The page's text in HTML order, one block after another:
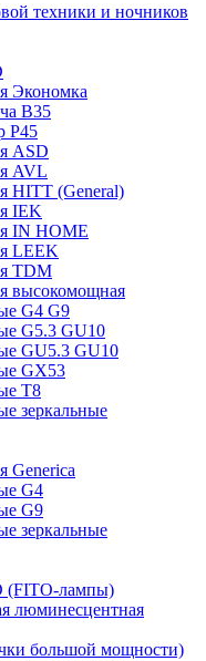
техники и ночников
Экономка
B35
P45
ASD
AVL
HITT (General)
IEK
IN HOME
LEEK
TDM
высокомощная
G4 G9
G5.3 GU10
GU5.3 GU10
GX53
T8
зеркальные
Generica
G4
G9
зеркальные
(FITO-лампы)
люминесцентная
большой мощности)